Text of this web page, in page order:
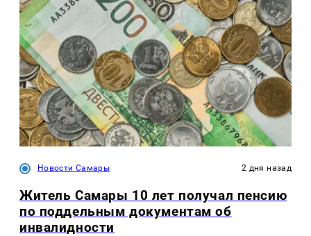
Новости Самары 2 дня назад
Житель Самары 10 лет получал пенсию
по поддельным документам об
инвалидности